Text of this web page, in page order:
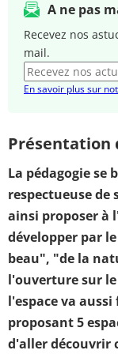
A ne pas
Recevez nos
mail.
En savoir plus sur
Présentation
La pédagogie se
respectueuse
ainsi proposer à
développer par
beau", "de la
l'ouverture sur
l'espace va
proposant 5
d'aller découvrir